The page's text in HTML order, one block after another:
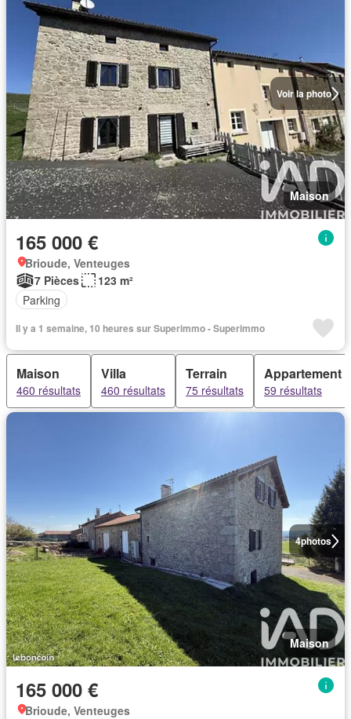
Voir la photo
Maison
165 000 €
Brioude, Venteuges
7 Pièces
123 m²
Parking
Il y a 1 semaine, 10 heures sur Superimmo - Superimmo
Maison
460 résultats
Villa
460 résultats
Terrain
75 résultats
Appartement
59 résultats
4photos
Maison
165 000 €
Brioude, Venteuges